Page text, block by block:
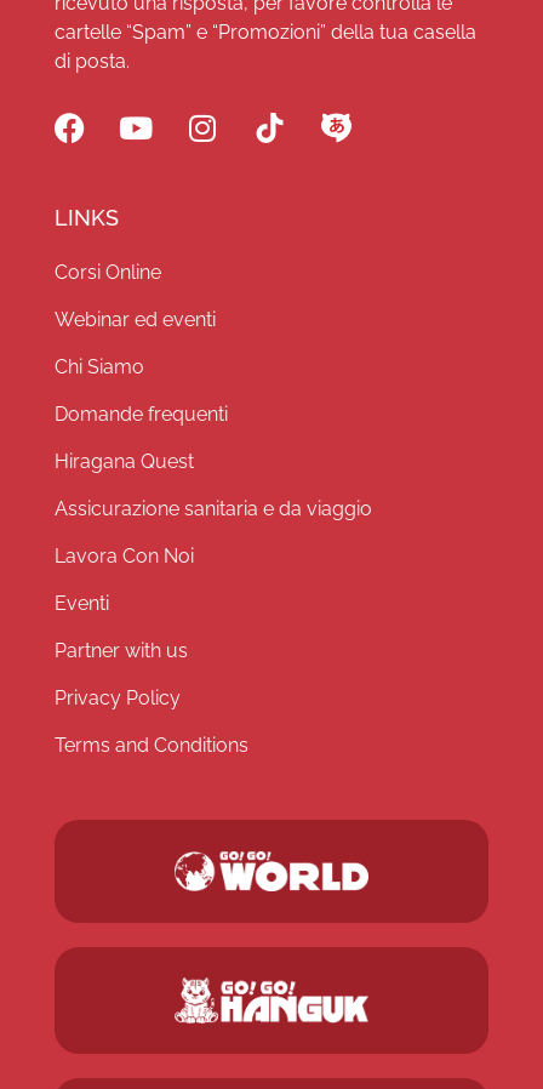
cartelle “Spam” e “Promozioni” della tua casella
di posta.
LINKS
Corsi Online
Webinar ed eventi
Chi Siamo
Domande frequenti
Hiragana Quest
Assicurazione sanitaria e da viaggio
Lavora Con Noi
Eventi
Partner with us
Privacy Policy
Terms and Conditions